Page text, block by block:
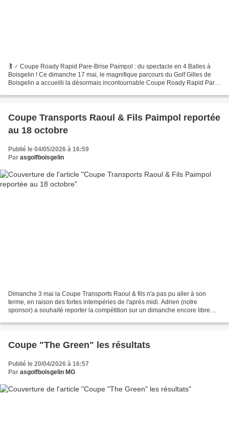
🏌️ ♂️ Coupe Roady Rapid Pare-Brise Paimpol : du spectacle en 4 Balles à
Boisgelin ! Ce dimanche 17 mai, le magnifique parcours du Golf Gilles de
Boisgelin a accueilli la désormais incontournable Coupe Roady Rapid Pare-
Coupe Transports Raoul & Fils Paimpol reportée
au 18 octobre
Publié le 04/05/2026 à 16:59
Par asgolfboisgelin
Dimanche 3 mai la Coupe Transports Raoul & fils n'a pas pu aller à son
terme, en raison des fortes intempéries de l'après midi. Adrien (notre
sponsor) a souhaité reporter la compétition sur un dimanche encore libre
Coupe "The Green" les résultats
Publié le 20/04/2026 à 16:57
Par asgolfboisgelin MG